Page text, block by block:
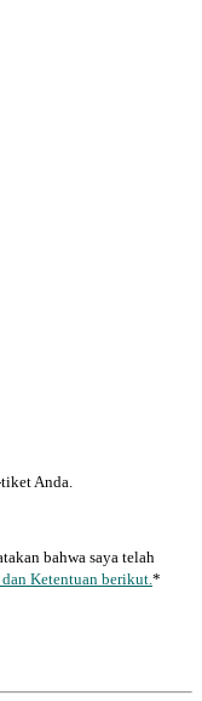
Anda.
bahwa saya telah
dan Ketentuan berikut. *